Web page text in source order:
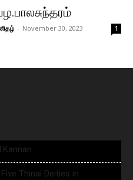
- November 30, 2023 1
Thinai Deities in